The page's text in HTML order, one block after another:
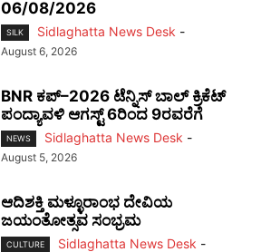
06/08/2026
SILK Sidlaghatta News Desk -
August 6, 2026
BNR ಕಪ್–2026 ಟೆನ್ನಿಸ್ ಬಾಲ್ ಕ್ರಿಕೆಟ್
ಪಂದ್ಯಾವಳಿ ಆಗಸ್ಟ್ 6ರಿಂದ 9ರವರೆಗೆ
NEWS Sidlaghatta News Desk -
August 5, 2026
ಆದಿಶಕ್ತಿ ಮಳ್ಳೂರಾಂಭ ದೇವಿಯ
ಜಯಂತೋತ್ಸವ ಸಂಭ್ರಮ
CULTURE Sidlaghatta News Desk -